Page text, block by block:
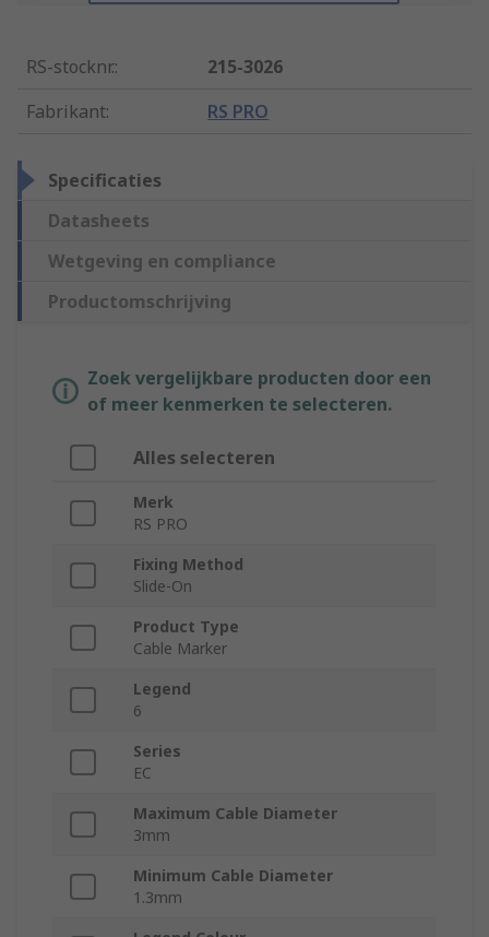
RS-stocknr.:
215-3026
Fabrikant: RS PRO
Specificaties
Datasheets
Wetgeving en compliance
Productomschrijving
Zoek vergelijkbare producten door een
of meer kenmerken te selecteren.
Alles selecteren
Merk
RS PRO
Fixing Method
Slide-On
Product Type
Cable Marker
Legend
6
Series
EC
Maximum Cable Diameter
3mm
Minimum Cable Diameter
1.3mm